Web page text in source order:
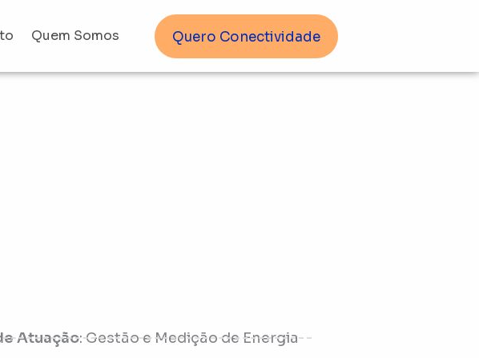
Quem Somos Quero Conectividade
Atuação: Gestão e Medição de Energia